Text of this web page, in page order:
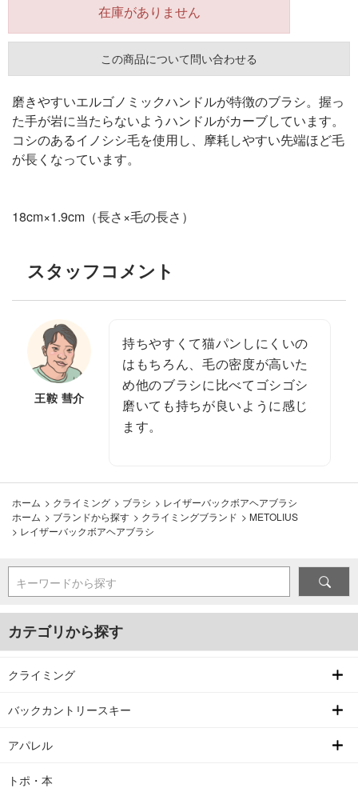
在庫がありません
この商品について問い合わせる
磨きやすいエルゴノミックハンドルが特徴のブラシ。握っ
た手が岩に当たらないようハンドルがカーブしています。
コシのあるイノシシ毛を使用し、摩耗しやすい先端ほど毛
が長くなっています。
18cm×1.9cm（長さ×毛の長さ）
スタッフコメント
王鞍 彗介
持ちやすくて猫パンしにくいの
はもちろん、毛の密度が高いた
め他のブラシに比べてゴシゴシ
磨いても持ちが良いように感じ
ます。
ホーム > クライミング > ブラシ > レイザーバックボアヘアブラシ
ホーム > ブランドから探す > クライミングブランド > METOLIUS
> レイザーバックボアヘアブラシ
キーワードから探す
カテゴリから探す
クライミング
バックカントリースキー
アパレル
トポ・本